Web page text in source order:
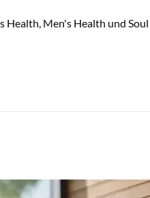
Health, Men's Health und Soul